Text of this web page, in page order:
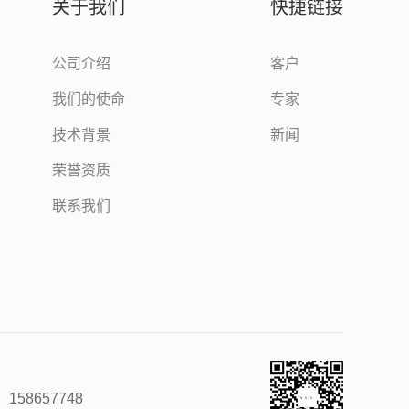
关于我们
公司介绍
我们的使命
技术背景
荣誉资质
联系我们
快捷链接
客户
专家
新闻
158657748